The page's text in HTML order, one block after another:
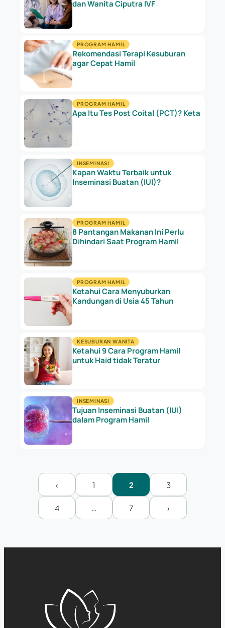
dan Wanita Ciputra IVF
PROGRAM HAMIL
Rekomendasi Terapi Kesuburan
agar Cepat Hamil
PROGRAM HAMIL
Apa Itu Tes Post Coital (PCT)? Ketahui
INSEMINASI
Kapan Waktu Terbaik untuk
Inseminasi Buatan (IUI)?
PROGRAM HAMIL
8 Pantangan Makanan Ini Perlu
Dihindari Saat Program Hamil
PROGRAM HAMIL
Ketahui Cara Menyuburkan
Kandungan di Usia 45 Tahun
KESUBURAN WANITA
Ketahui 9 Cara Program Hamil
untuk Haid tidak Teratur
INSEMINASI
Tujuan Inseminasi Buatan (IUI)
dalam Program Hamil
‹ 1 2 3
4 7 ›